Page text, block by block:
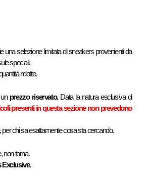
una selezione limitata di sneakers provenienti da
speciali.
ridotte.
prezzo riservato. Data la natura esclusiva di
presenti in questa sezione non prevedono
chi sa esattamente cosa sta cercando.
non torna.
Exclusive.